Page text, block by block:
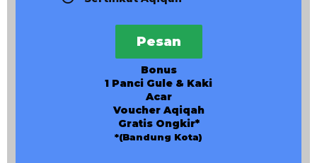
Pesan
Bonus
1 Panci Gule & Kaki
Acar
Voucher Aqiqah
Gratis Ongkir*
*(Bandung Kota)